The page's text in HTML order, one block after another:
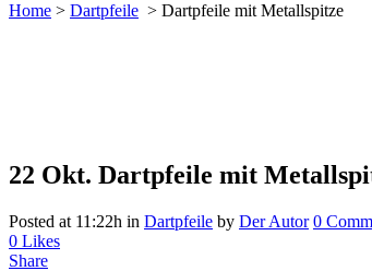
Home > Dartpfeile > Dartpfeile mit Metallspitze
22 Okt. Dartpfeile mit
Posted at 11:22h in Dartpfeile by Der Autor 0
0 Likes
Share